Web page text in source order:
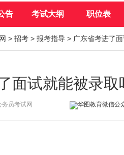
告 考试大纲 职位表
> 招考 > 报考指导 > 广东省考进了
面试就能被录取
务员考试网